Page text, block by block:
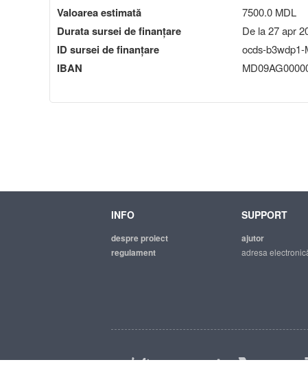
Valoarea estimată 7500.0 MDL
Durata sursei de finanțare De la 27 apr
ID sursei de finanțare ocds-
IBAN
INFO
despre proiect
regulament
SUPPORT
ajutor
adresa